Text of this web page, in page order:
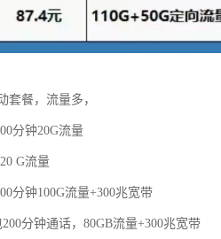
套餐，流量多，
分钟20G流量
G流量
分钟100G流量+300兆宽带
分钟通话，80GB流量+300兆宽带